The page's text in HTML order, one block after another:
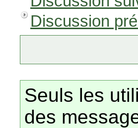
Discussion
Seuls les
des